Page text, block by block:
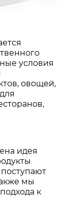
условия
овощей,
идея
поступают
мы
к